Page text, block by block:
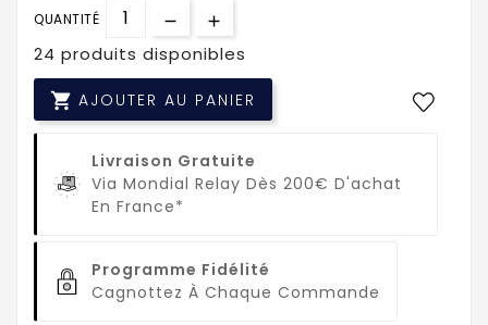
QUANTITÉ
24 produits disponibles
 AJOUTER AU PANIER
Livraison Gratuite
Via Mondial Relay Dès 200€ D'achat
En France*
Programme Fidélité
Cagnottez À Chaque Commande